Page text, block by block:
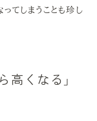
てしまうことも珍し
高くなる」